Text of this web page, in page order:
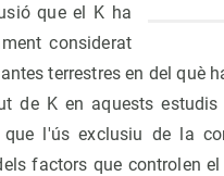
que el K ha
considerat
terrestres en del què
de K en aquests
l'ús exclusiu de la
factors que controlen